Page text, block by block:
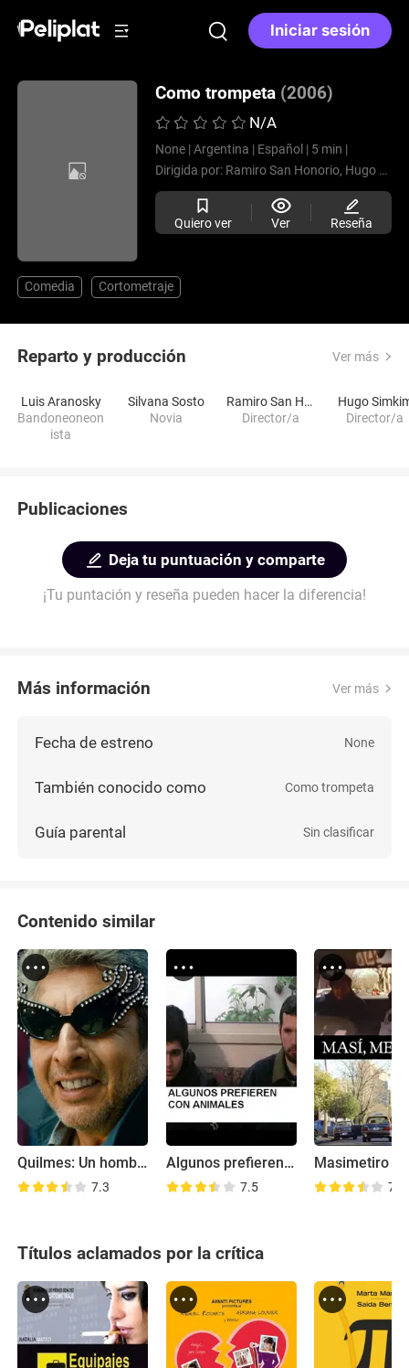
Iniciar sesión
Como trompeta (2006)
N/A
None | Argentina | Español | 5 min |
Dirigida por: Ramiro San Honorio, Hugo Simkim
Quiero ver Ver Reseña
Comedia Cortometraje
Reparto y producción Ver más
Luis Aranosky
Bandoneoneon
ista
Silvana Sosto
Novia
Ramiro San Honorio
Director/a
Hugo
Director/a
Publicaciones
Deja tu puntuación y comparte
¡Tu puntación y reseña pueden hacer la diferencia!
Más información Ver más
Fecha de estreno None
También conocido como Como trompeta
Guía parental Sin clasificar
Contenido similar
Quilmes: Un hombre común y Corrientes
7.3
Algunos prefieren con animales
7.5
Masimetiro
7.7
Títulos aclamados por la crítica